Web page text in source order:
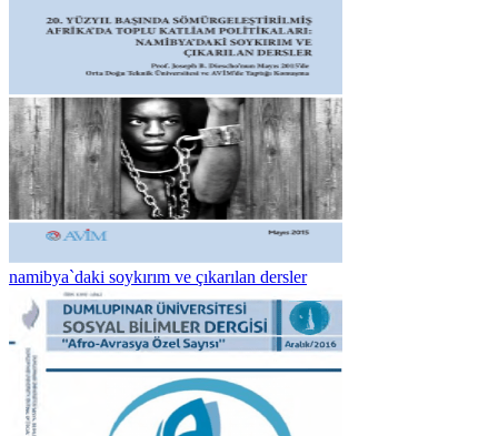
namibya`daki soykırım ve çıkarılan dersler